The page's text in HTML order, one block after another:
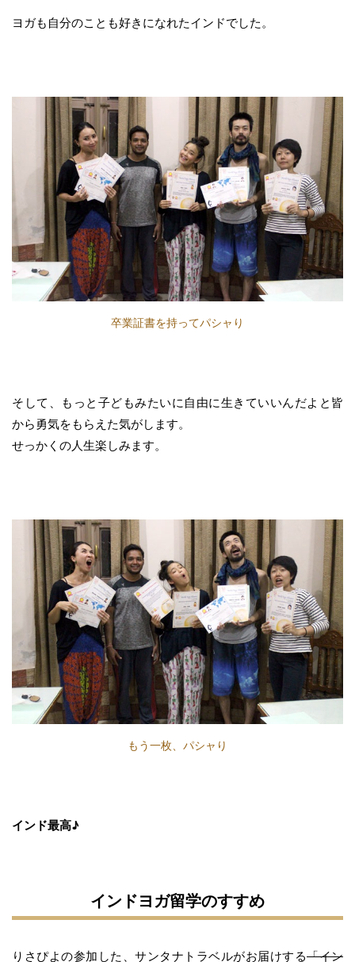
ヨガも自分のことも好きになれたインドでした。
卒業証書を持ってパシャり
そして、もっと子どもみたいに自由に生きていいんだよと皆
から勇気をもらえた気がします。
せっかくの人生楽しみます。
もう一枚、パシャり
インド最高♪
インドヨガ留学のすすめ
りさぴよの参加した、サンタナトラベルがお届けする「イン